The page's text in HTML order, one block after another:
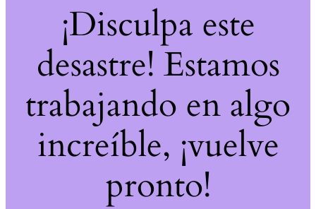
¡Disculpa este
desastre! Estamos
trabajando en algo
increíble, ¡vuelve
pronto!